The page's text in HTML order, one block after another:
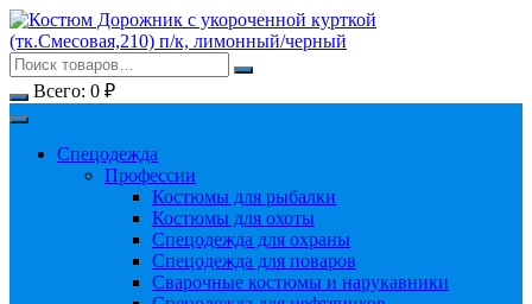
Перейти
к
содержимому
Всего: 0 ₽
Спецодежда
Профессии
Костюмы для рыбалки
Костюмы для охоты
Спецодежда для охраны
Спецодежда для поваров
Сварочные костюмы и нарукавники